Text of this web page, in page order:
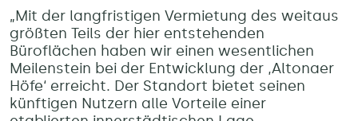
„Mit der langfristigen Vermietung des weitaus
größten Teils der hier entstehenden
Büroflächen haben wir einen wesentlichen
Meilenstein bei der Entwicklung der ,Altonaer
Höfe‘ erreicht. Der Standort bietet seinen
künftigen Nutzern alle Vorteile einer